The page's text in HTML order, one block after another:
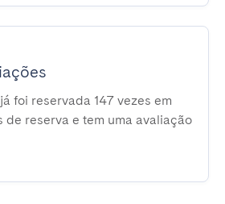
foi reservada 147 vezes em
de reserva e tem uma avaliação